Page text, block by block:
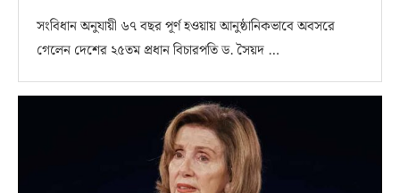
সংবিধান অনুযায়ী ৬৭ বছর পূর্ণ হওয়ায় আনুষ্ঠানিকভাবে অবসরে
গেলেন দেশের ২৫তম প্রধান বিচারপতি ড. সৈয়দ …